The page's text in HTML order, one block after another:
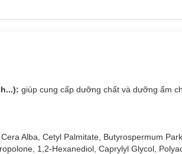
loại da nào?
giúp cung cấp dưỡng chất và dưỡng ẩm
Alba, Cetyl Palmitate, Butyrospermum
1,2-Hexanediol, Caprylyl Glycol,